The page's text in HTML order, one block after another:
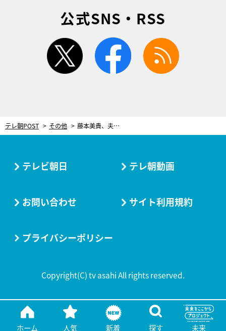
公式SNS・RSS
twitter facebook
テレ朝POST その他 藤本美貴、夫・庄司智春から「別れようって言われたら別れる」 二人ならではのサッパリした恋愛観を披露
ホーム 人気 新着 探す 未来
テレビ朝日 テレ朝動画
お問い合わせ サイト利用規約
プライバシーポリシー
Copyright(C) tv asahi All rights reserved.